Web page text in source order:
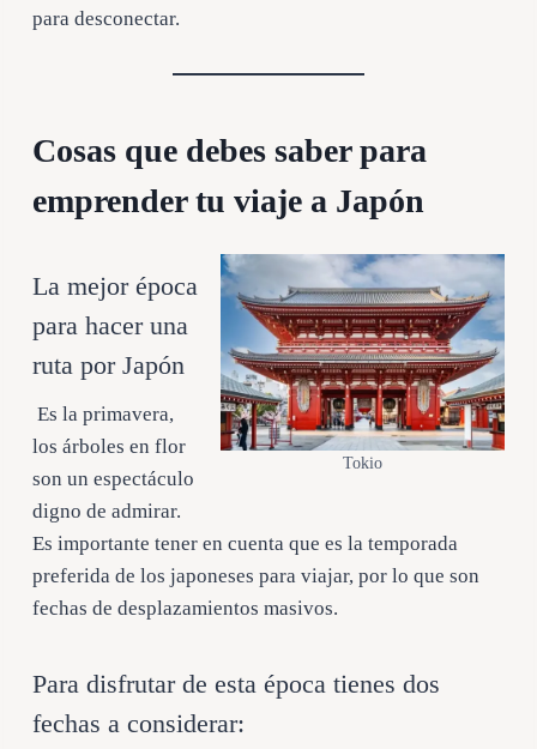
para desconectar.
Cosas que debes saber para
emprender tu viaje a Japón
Tokio
La mejor época
para hacer una
ruta por Japón
Es la primavera,
los árboles en flor
son un espectáculo
digno de admirar.
Es importante tener en cuenta que es la temporada
preferida de los japoneses para viajar, por lo que son
fechas de desplazamientos masivos.
Para disfrutar de esta época tienes dos
fechas a considerar: